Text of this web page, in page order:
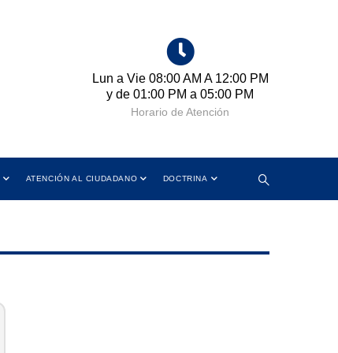
Lun a Vie 08:00 AM A 12:00 PM
y de 01:00 PM a 05:00 PM
Horario de Atención
ATENCIÓN AL CIUDADANO DOCTRINA